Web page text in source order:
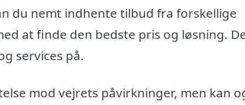
du nemt indhente tilbud fra forskellige
at finde den bedste pris og løsning.
services på.
mod vejrets påvirkninger, men kan